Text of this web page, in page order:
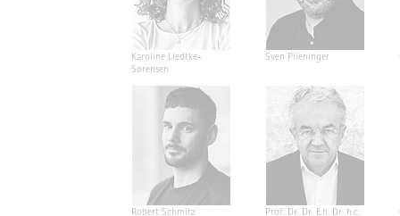
Karoline Liedtke-
Sørensen
Sven Plieninger
Robert Schmitz
Prof. Dr. Dr. E.h. Dr. h.c.